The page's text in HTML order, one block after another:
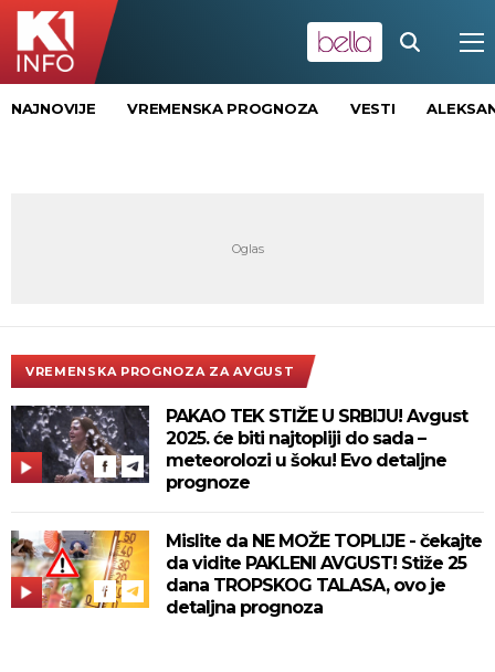
NAJNOVIJE VREMENSKA PROGNOZA VESTI
VREMENSKA PROGNOZA ZA AVGUST
PAKAO TEK STIŽE U SRBIJU! Avgust
2025. će biti najtopliji do sada –
meteorolozi u šoku! Evo detaljne
prognoze
Mislite da NE MOŽE TOPLIJE - čekajte
da vidite PAKLENI AVGUST! Stiže 25
dana TROPSKOG TALASA, ovo je
detaljna prognoza